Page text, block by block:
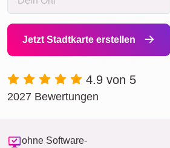
Jetzt Stadtkarte erstellen
4.9 von 5
2027 Bewertungen
ohne Software-